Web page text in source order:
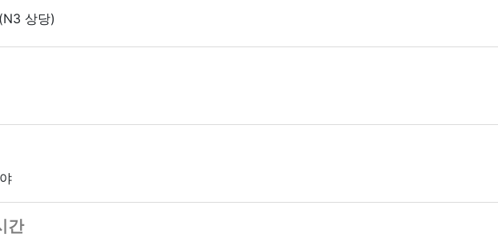
아요!
수 있어요!
마와 아빠가 활발하게 활동하고 있어요!
분들도 친절하게 후속 조치를 취해 드리니 걱정하지 마세요.
능하므로 부업이나 이중 근무를 하시는 분들도 환영합니다!
상당)
간